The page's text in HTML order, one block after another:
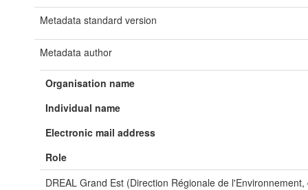
Metadata standard version
Metadata author
Organisation name
Individual name
Electronic mail address
Role
DREAL Grand Est (Direction Régionale de